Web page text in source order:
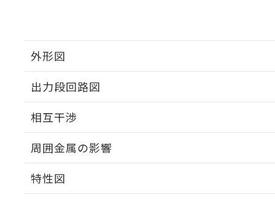
外形図
出力段回路図
相互干渉
周囲金属の影響
特性図